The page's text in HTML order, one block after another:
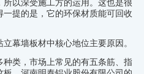
以深受施工方的运用。这也是很
提的是，它的环保材质能可回收
幕墙板材中核心地位主要原因。
类，市场上常见的有五条筋、指